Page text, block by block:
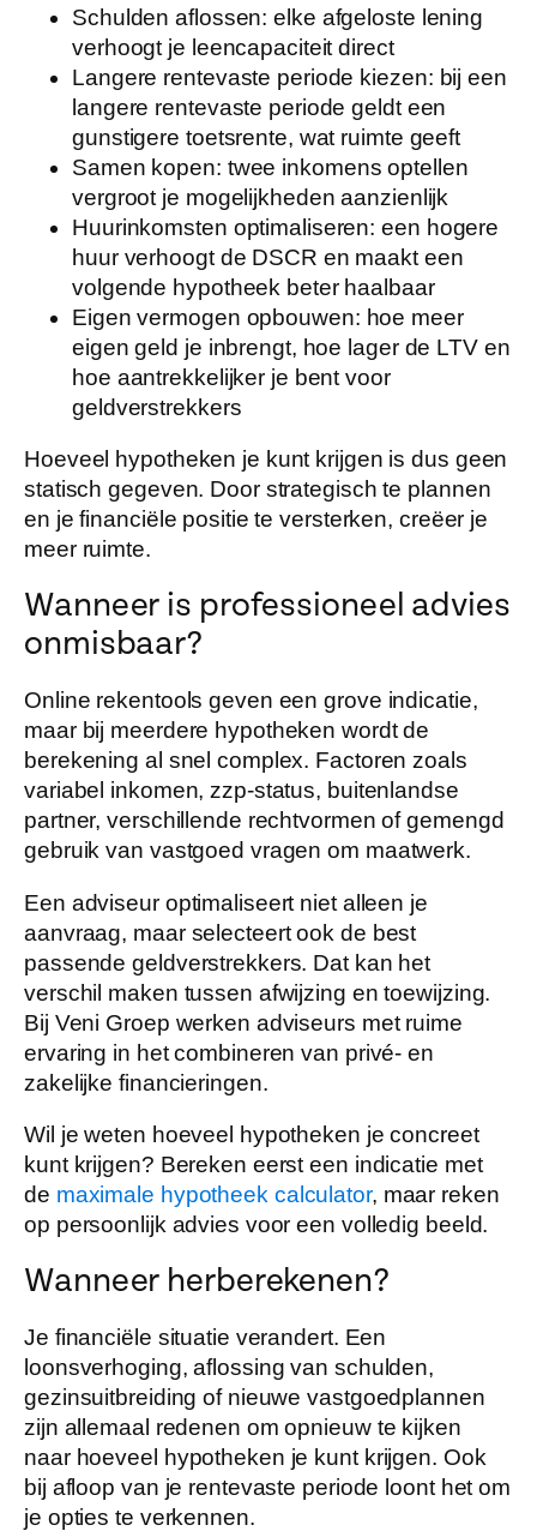
Schulden aflossen: elke afgeloste lening
verhoogt je leencapaciteit direct
Langere rentevaste periode kiezen: bij een
langere rentevaste periode geldt een
gunstigere toetsrente, wat ruimte geeft
Samen kopen: twee inkomens optellen
vergroot je mogelijkheden aanzienlijk
Huurinkomsten optimaliseren: een hogere
huur verhoogt de DSCR en maakt een
volgende hypotheek beter haalbaar
Eigen vermogen opbouwen: hoe meer
eigen geld je inbrengt, hoe lager de LTV en
hoe aantrekkelijker je bent voor
geldverstrekkers
Hoeveel hypotheken je kunt krijgen is dus geen
statisch gegeven. Door strategisch te plannen
en je financiële positie te versterken, creëer je
meer ruimte.
Wanneer is professioneel advies
onmisbaar?
Online rekentools geven een grove indicatie,
maar bij meerdere hypotheken wordt de
berekening al snel complex. Factoren zoals
variabel inkomen, zzp-status, buitenlandse
partner, verschillende rechtvormen of gemengd
gebruik van vastgoed vragen om maatwerk.
Een adviseur optimaliseert niet alleen je
aanvraag, maar selecteert ook de best
passende geldverstrekkers. Dat kan het
verschil maken tussen afwijzing en toewijzing.
Bij Veni Groep werken adviseurs met ruime
ervaring in het combineren van privé- en
zakelijke financieringen.
Wil je weten hoeveel hypotheken je concreet
kunt krijgen? Bereken eerst een indicatie met
de maximale hypotheek calculator, maar reken
op persoonlijk advies voor een volledig beeld.
Wanneer herberekenen?
Je financiële situatie verandert. Een
loonsverhoging, aflossing van schulden,
gezinsuitbreiding of nieuwe vastgoedplannen
zijn allemaal redenen om opnieuw te kijken
naar hoeveel hypotheken je kunt krijgen. Ook
bij afloop van je rentevaste periode loont het om
je opties te verkennen.